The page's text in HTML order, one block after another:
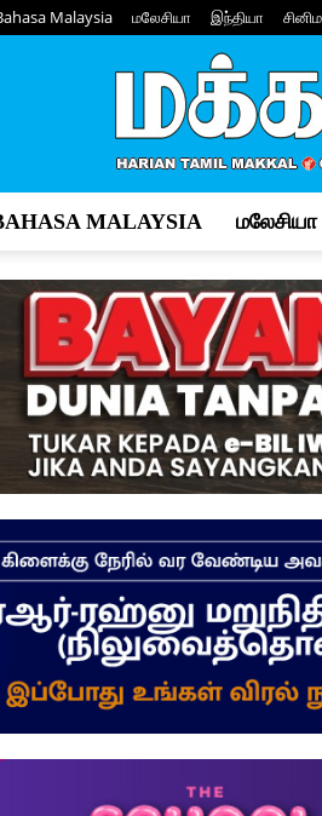
Malaysia மலேசியா இந்தியா
MALAYSIA மலேசியா